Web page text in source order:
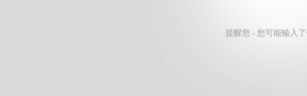
提醒您 - 您可能输入